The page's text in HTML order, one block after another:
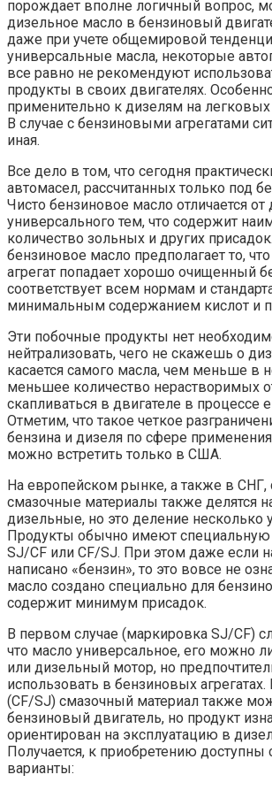
порождает вполне логичный вопрос,
дизельное масло в бензиновый
даже при учете общемировой
универсальные масла, некоторые
все равно не рекомендуют
продукты в своих двигателях.
применительно к дизелям на
В случае с бензиновыми агрегатами
иная.
Все дело в том, что сегодня
автомасел, рассчитанных только под
Чисто бензиновое масло отличается от
универсального тем, что содержит
количество зольных и других
бензиновое масло предполагает то,
агрегат попадает хорошо очищенный
соответствует всем нормам и
минимальным содержанием кислот и
Эти побочные продукты нет
нейтрализовать, чего не скажешь о
касается самого масла, чем меньше в
меньшее количество нерастворимых
скапливаться в двигателе в процессе
Отметим, что такое четкое
бензина и дизеля по сфере
можно встретить только в США.
На европейском рынке, а также в
смазочные материалы также делятся
дизельные, но это деление несколько
Продукты обычно имеют
SJ/CF или CF/SJ. При этом даже если
написано «бензин», то это вовсе не
масло создано специально для
содержит минимум присадок.
В первом случае (маркировка SJ/CF)
что масло универсальное, его можно
или дизельный мотор, но
использовать в бензиновых
(CF/SJ) смазочный материал также
бензиновый двигатель, но продукт
ориентирован на эксплуатацию в
Получается, к приобретению
варианты: